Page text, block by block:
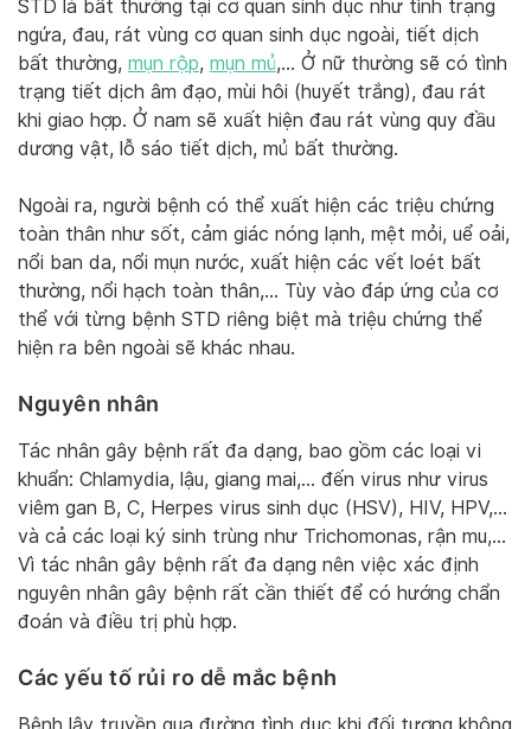
STD là bất thường tại cơ quan sinh dục như tình trạng
ngứa, đau, rát vùng cơ quan sinh dục ngoài, tiết dịch
bất thường, mụn rộp, mụn mủ,… Ở nữ thường sẽ có tình
trạng tiết dịch âm đạo, mùi hôi (huyết trắng), đau rát
khi giao hợp. Ở nam sẽ xuất hiện đau rát vùng quy đầu
dương vật, lỗ sáo tiết dịch, mủ bất thường.
Ngoài ra, người bệnh có thể xuất hiện các triệu chứng
toàn thân như sốt, cảm giác nóng lạnh, mệt mỏi, uể oải,
nổi ban da, nổi mụn nước, xuất hiện các vết loét bất
thường, nổi hạch toàn thân,… Tùy vào đáp ứng của cơ
thể với từng bệnh STD riêng biệt mà triệu chứng thể
hiện ra bên ngoài sẽ khác nhau.
Nguyên nhân
Tác nhân gây bệnh rất đa dạng, bao gồm các loại vi
khuẩn: Chlamydia, lậu, giang mai,… đến virus như virus
viêm gan B, C, Herpes virus sinh dục (HSV), HIV, HPV,…
và cả các loại ký sinh trùng như Trichomonas, rận mu,…
Vì tác nhân gây bệnh rất đa dạng nên việc xác định
nguyên nhân gây bệnh rất cần thiết để có hướng chẩn
đoán và điều trị phù hợp.
Các yếu tố rủi ro dễ mắc bệnh